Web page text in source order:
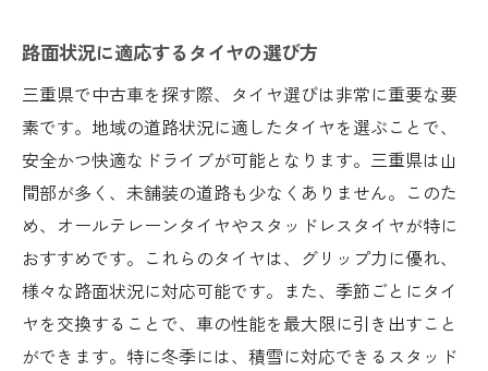
路面状況に適応するタイヤの選び方
三重県で中古車を探す際、タイヤ選びは非常に重要な要
素です。地域の道路状況に適したタイヤを選ぶことで、
安全かつ快適なドライブが可能となります。三重県は山
間部が多く、未舗装の道路も少なくありません。このた
め、オールテレーンタイヤやスタッドレスタイヤが特に
おすすめです。これらのタイヤは、グリップ力に優れ、
様々な路面状況に対応可能です。また、季節ごとにタイ
ヤを交換することで、車の性能を最大限に引き出すこと
ができます。特に冬季には、積雪に対応できるスタッド